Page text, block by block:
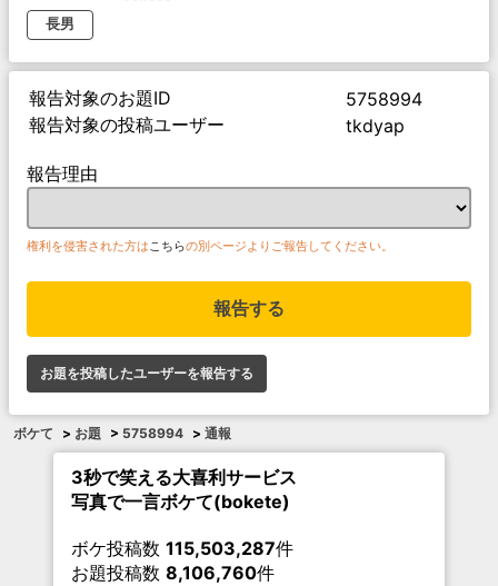
長男
報告対象のお題ID
5758994
報告対象の投稿ユーザー
tkdyap
報告理由
権利を侵害された方は こちらの別ページよりご報告してください。
報告する
お題を投稿したユーザーを報告する
ボケて > お題 > 5758994 > 通報
3秒で笑える大喜利サービス
写真で一言ボケて(bokete)
ボケ投稿数 115,503,287件
お題投稿数 8,106,760件